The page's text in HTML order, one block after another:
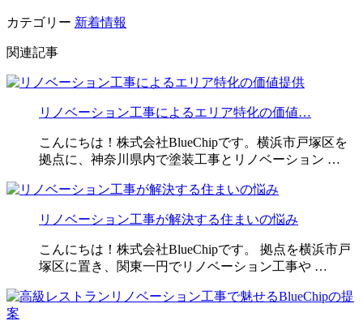
カテゴリー 新着情報
関連記事
リノベーション工事によるエリア特化の価値…
こんにちは！株式会社BlueChipです。横浜市戸塚区を
拠点に、神奈川県内で塗装工事とリノベーション …
リノベーション工事が解決する住まいの悩み
こんにちは！株式会社BlueChipです。 拠点を横浜市戸
塚区に置き、関東一円でリノベーション工事や …